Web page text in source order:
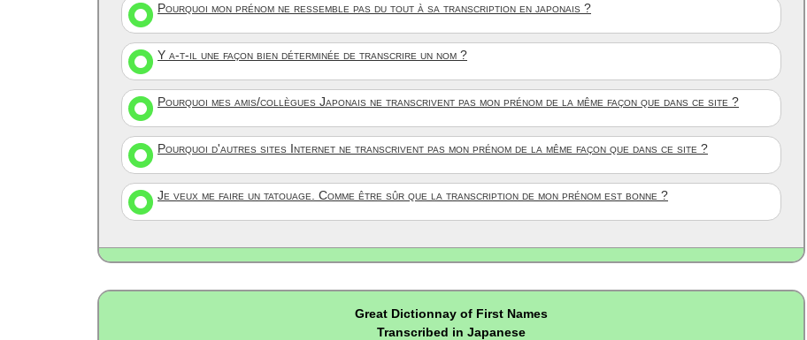
Pourquoi mon prénom ne ressemble pas du tout à sa transcription en japonais ?
Y a-t-il une façon bien déterminée de transcrire un nom ?
Pourquoi mes amis/collègues Japonais ne transcrivent pas mon prénom de la même façon que dans ce site ?
Pourquoi d'autres sites Internet ne transcrivent pas mon prénom de la même façon que dans ce site ?
Je veux me faire un tatouage. Comme être sûr que la transcription de mon prénom est bonne ?
Great Dictionnay of First Names
Transcribed in Japanese